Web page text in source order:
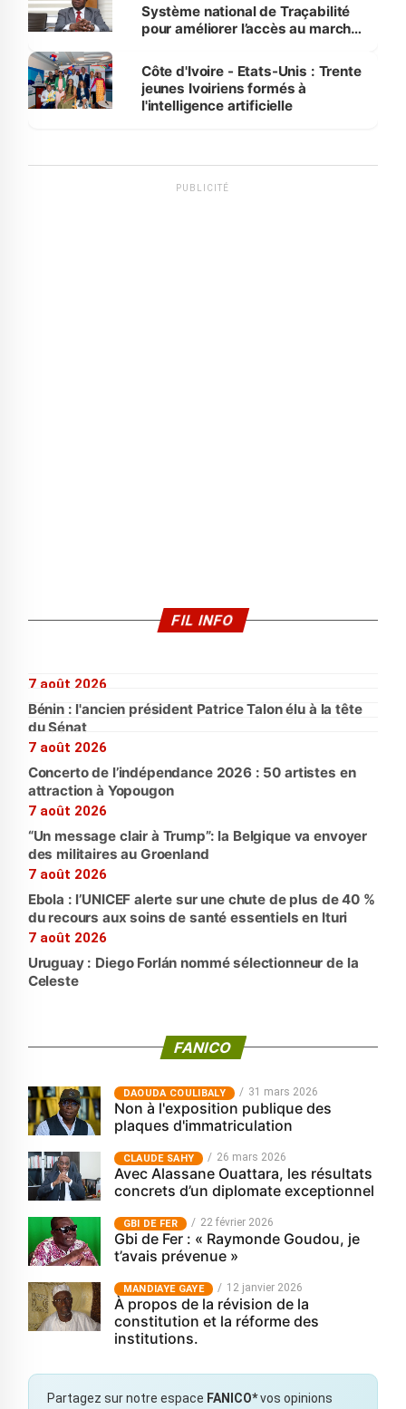
Système national de Traçabilité
pour améliorer l’accès au marché
Côte d'Ivoire - Etats-Unis : Trente
jeunes Ivoiriens formés à
l'intelligence artificielle
PUBLICITÉ
FIL INFO
7 août 2026
Bénin : l'ancien président Patrice Talon élu à la tête
du Sénat
7 août 2026
Concerto de l’indépendance 2026 : 50 artistes en
attraction à Yopougon
7 août 2026
“Un message clair à Trump”: la Belgique va envoyer
des militaires au Groenland
7 août 2026
Ebola : l’UNICEF alerte sur une chute de plus de 40 %
du recours aux soins de santé essentiels en Ituri
7 août 2026
Uruguay : Diego Forlán nommé sélectionneur de la
Celeste
FANICO
‎DAOUDA COULIBALY 31 mars 2026
Non à l'exposition publique des
plaques d'immatriculation
CLAUDE SAHY 26 mars 2026
Avec Alassane Ouattara, les résultats
concrets d’un diplomate exceptionnel
GBI DE FER 22 février 2026
Gbi de Fer : « Raymonde Goudou, je
t’avais prévenue »
MANDIAYE GAYE 12 janvier 2026
À propos de la révision de la
constitution et la réforme des
institutions.
Partagez sur notre espace FANICO*vos opinions